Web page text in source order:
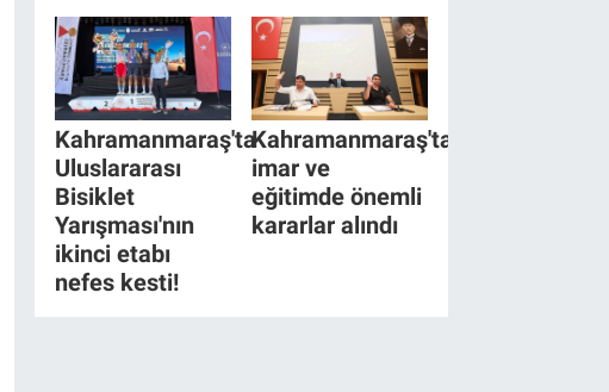
Kahramanmaraş'ta
Uluslararası
Bisiklet
Yarışması'nın
ikinci etabı
nefes kesti!
Kahramanmaraş'ta
imar ve
eğitimde önemli
kararlar alındı